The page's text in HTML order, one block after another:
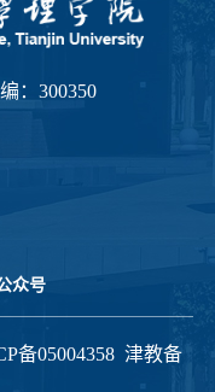
：300350
众号
备05004358津教备